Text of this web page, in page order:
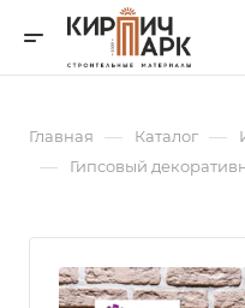
Главная — Каталог —
— Гипсовый